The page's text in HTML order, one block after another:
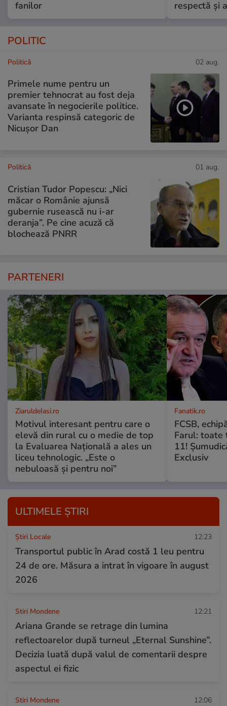
fanilor
respectă și
POLITIC
Politică 02 aug.
Primele nume pentru un
premier tehnocrat au fost deja
avansate în negocierile politice.
Varianta respinsă categoric de
Nicușor Dan
Politică 01 aug.
Cristian Tudor Popescu: „Nici
măcar o Românie ajunsă
gubernie rusească nu i-ar
deranja”. Pe cine acuză că
blochează PNRR
PARTENERI
ZiaruldeIasi.ro
Motivul interesant pentru care o
elevă din rural cu o medie de top
la Evaluarea Națională a ales un
liceu tehnologic. „Este o
nebuloasă și pentru noi”
Fanatik.ro
FCSB,
Farul: toate
11!
Exclusiv
ULTIMELE ȘTIRI
Știri Locale 12:23
Transportul public în Arad costă 1 leu pentru
24 de ore. Măsura a intrat în vigoare în august
2026
Stiri Mondene 12:21
Ariana Grande se retrage din lumina
reflectoarelor după turneul „Eternal Sunshine”.
Decizia luată după valul de comentarii despre
aspectul ei fizic
Stiri Mondene 12:06